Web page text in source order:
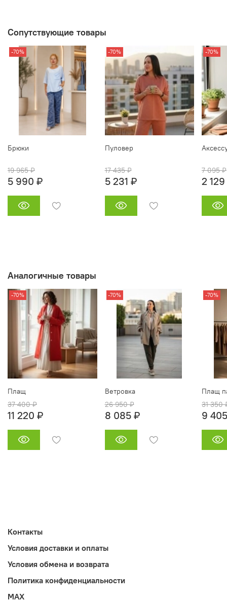
Сопутствующие товары
-70%
Брюки
19 965 ₽
5 990 ₽
-70%
Пуловер
17 435 ₽
5 231 ₽
-70%
7 095 ₽
2
Аналогичные товары
-70%
Плащ
37 400 ₽
11 220 ₽
-70%
Ветровка
26 950 ₽
8 085 ₽
-70%
Плащ
31 350
9
Контакты
Условия доставки и оплаты
Условия обмена и возврата
Политика конфиденциальности
MAX